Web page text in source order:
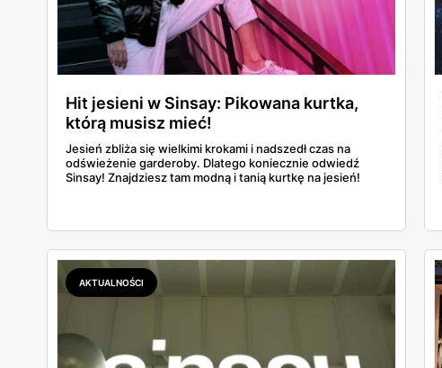
Hit jesieni w Sinsay: Pikowana kurtka,
którą musisz mieć!
Jesień zbliża się wielkimi krokami i nadszedł czas na
odświeżenie garderoby. Dlatego koniecznie odwiedź
Sinsay! Znajdziesz tam modną i tanią kurtkę na jesień!
AKTUALNOŚCI